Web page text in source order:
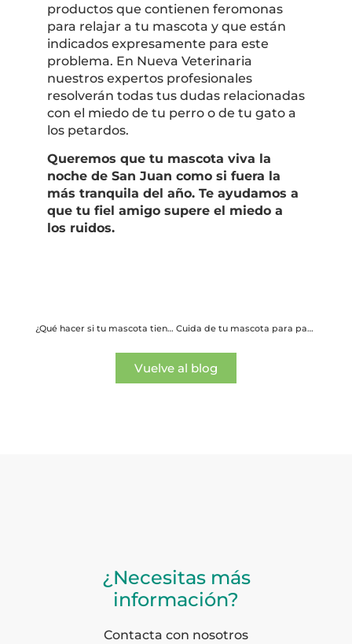
productos que contienen feromonas
para relajar a tu mascota y que están
indicados expresamente para este
problema. En Nueva Veterinaria
nuestros expertos profesionales
resolverán todas tus dudas relacionadas
con el miedo de tu perro o de tu gato a
los petardos.
Queremos que tu mascota viva la
noche de San Juan como si fuera la
más tranquila del año. Te ayudamos a
que tu fiel amigo supere el miedo a
los ruidos.
¿Qué hacer si tu mascota tiene sobrepeso? Cuida de tu mascota para pasar un feliz verano
Vuelve al blog
¿Necesitas más
información?
Contacta con nosotros